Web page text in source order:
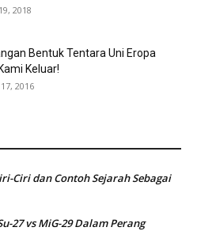
2018
Bentuk Tentara Uni Eropa
Keluar!
2016
Ciri dan Contoh Sejarah Sebagai
27 vs MiG-29 Dalam Perang